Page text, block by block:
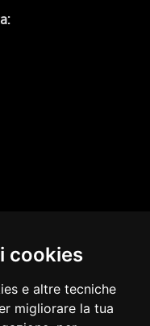
cookies
e altre tecniche
migliorare la tua
Fiscale, Iscrizione